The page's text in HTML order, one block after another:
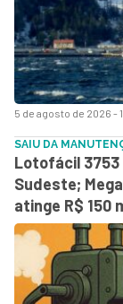
5 de agosto de 2026 -
SAIU DA
Lotofácil
Sudeste;
atinge R$ 150